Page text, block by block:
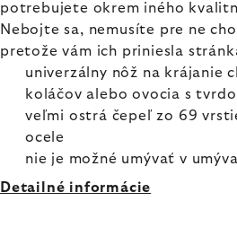
potrebujete okrem iného
Nebojte sa, nemusíte pre ne
pretože vám ich priniesla
univerzálny nôž na krájanie
koláčov alebo ovocia s
veľmi ostrá čepeľ zo 69
ocele
nie je možné umývať v
Detailné informácie